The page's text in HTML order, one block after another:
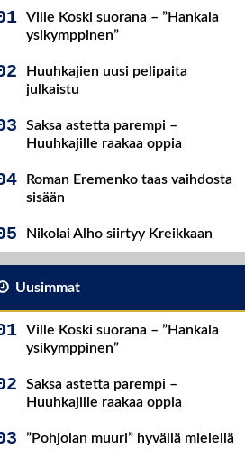
Ville Koski suorana – ”Hankala
ysikymppinen”
Huuhkajien uusi pelipaita
julkaistu
Saksa astetta parempi –
Huuhkajille raakaa oppia
Roman Eremenko taas vaihdosta
sisään
Nikolai Alho siirtyy Kreikkaan
Uusimmat
Ville Koski suorana – ”Hankala
ysikymppinen”
Saksa astetta parempi –
Huuhkajille raakaa oppia
”Pohjolan muuri” hyvällä mielellä